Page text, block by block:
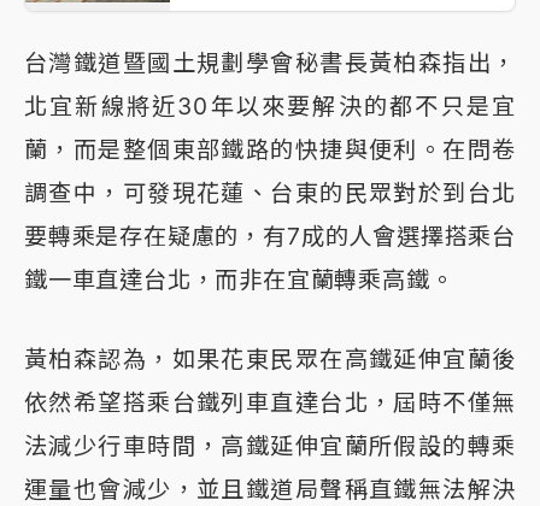
台灣鐵道暨國土規劃學會秘書長黃柏森指出，
北宜新線將近30年以來要解決的都不只是宜
蘭，而是整個東部鐵路的快捷與便利。在問卷
調查中，可發現花蓮、台東的民眾對於到台北
要轉乘是存在疑慮的，有7成的人會選擇搭乘台
鐵一車直達台北，而非在宜蘭轉乘高鐵。
黃柏森認為，如果花東民眾在高鐵延伸宜蘭後
依然希望搭乘台鐵列車直達台北，屆時不僅無
法減少行車時間，高鐵延伸宜蘭所假設的轉乘
運量也會減少，並且鐵道局聲稱直鐵無法解決